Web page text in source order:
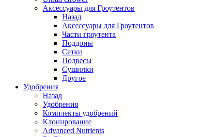
Аксессуары для Гроутентов
Назад
Аксессуары для Гроутентов
Части гроутента
Поддоны
Сетки
Подвесы
Сушилки
Другое
Удобрения
Назад
Удобрения
Комплекты удобрений
Клонирование
Advanced Nutrients